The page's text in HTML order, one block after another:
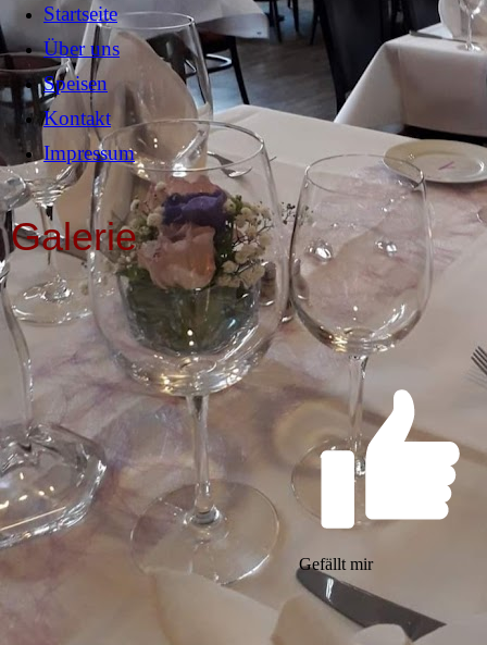
Startseite
Über uns
Speisen
Kontakt
Impressum
Galerie
Gefällt mir